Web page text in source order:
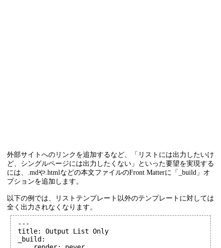
外部サイトへのリンクを追加するなど、「リストには出力したいけ
ど、シングルページには出力したくない」といった要望を実現する
には、.mdや.htmlなどの本文ファイルのFront Matterに「_build」オ
プションを追加します。
以下の例では、リストテンプレート以外のテンプレートに対しては
全く出力されなくなります。
---
title: Output List Only
_build: